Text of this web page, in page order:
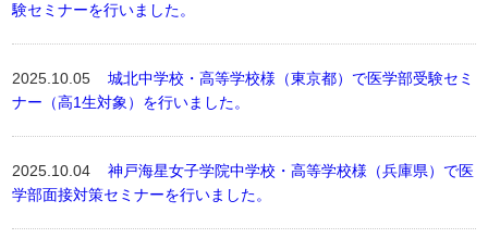
験セミナーを行いました。
2025.10.05城北中学校・高等学校様（東京都）で医学部受験セミ
ナー（高1生対象）を行いました。
2025.10.04神戸海星女子学院中学校・高等学校様（兵庫県）で医
学部面接対策セミナーを行いました。